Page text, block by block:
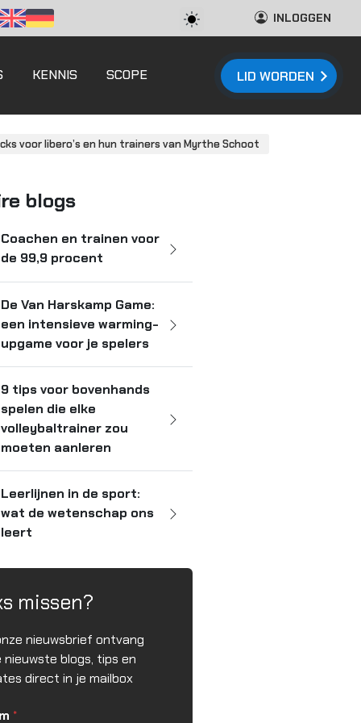
INLOGGEN
KENNIS SCOPE LID WORDEN
voor libero’s en hun trainers van Myrthe Schoot
blogs
Coachen en trainen voor
de 99,9 procent
De Van Harskamp Game:
een intensieve warming-
upgame voor je spelers
9 tips voor bovenhands
spelen die elke
volleybaltrainer zou
moeten aanleren
Leerlijnen in de sport:
wat de wetenschap ons
leert
missen?
nieuwsbrief ontvang
nieuwste blogs, tips en
direct in je mailbox
*